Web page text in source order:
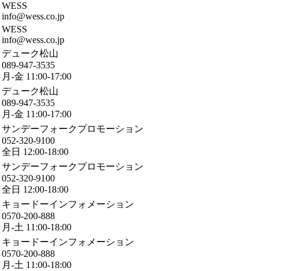
WESS
info@wess.co.jp
WESS
info@wess.co.jp
デューク松山
089-947-3535
月-金 11:00-17:00
デューク松山
089-947-3535
月-金 11:00-17:00
サンデーフォークプロモーション
052-320-9100
全日 12:00-18:00
サンデーフォークプロモーション
052-320-9100
全日 12:00-18:00
キョードーインフォメーション
0570-200-888
月-土 11:00-18:00
キョードーインフォメーション
0570-200-888
月-土 11:00-18:00